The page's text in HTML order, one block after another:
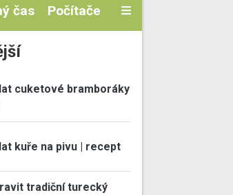
čas Počítače
cuketové bramboráky
kuře na pivu | recept
tradiční turecký